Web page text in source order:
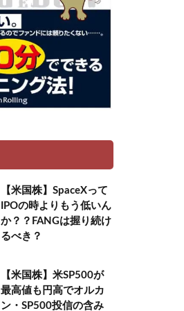
【米国株】SpaceXって
IPOの時よりもう低いん
か？？FANGは握り続け
るべき？
【米国株】米SP500が
最高値も円高でオルカ
ン・SP500投信の含み